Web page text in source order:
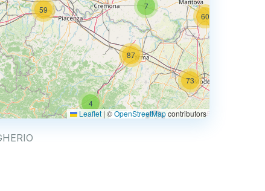
4
87
59 7
60
73
0.769 €
Leaflet | ©OpenStreetMapcontributors